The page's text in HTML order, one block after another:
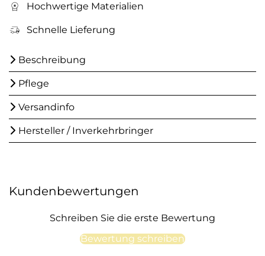
Hochwertige Materialien
Schnelle Lieferung
Beschreibung
Pflege
Versandinfo
Hersteller / Inverkehrbringer
Kundenbewertungen
Schreiben Sie die erste Bewertung
Bewertung schreiben